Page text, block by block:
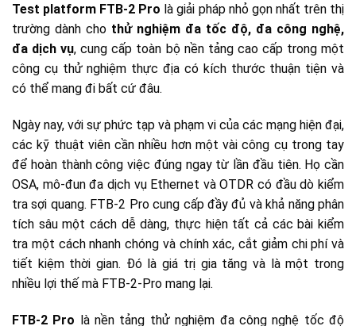
Test platform FTB-2 Pro là giải pháp nhỏ gọn nhất trên thị
trường dành cho thử nghiệm đa tốc độ, đa công nghệ,
đa dịch vụ, cung cấp toàn bộ nền tảng cao cấp trong một
công cụ thử nghiệm thực địa có kích thước thuận tiện và
có thể mang đi bất cứ đâu.
Ngày nay, với sự phức tạp và phạm vi của các mạng hiện đại,
các kỹ thuật viên cần nhiều hơn một vài công cụ trong tay
để hoàn thành công việc đúng ngay từ lần đầu tiên. Họ cần
OSA, mô-đun đa dịch vụ Ethernet và OTDR có đầu dò kiểm
tra sợi quang. FTB-2 Pro cung cấp đầy đủ và khả năng phân
tích sâu một cách dễ dàng, thực hiện tất cả các bài kiểm
tra một cách nhanh chóng và chính xác, cắt giảm chi phí và
tiết kiệm thời gian. Đó là giá trị gia tăng và là một trong
nhiều lợi thế mà FTB-2-Pro mang lại.
FTB-2 Pro là nền tảng thử nghiệm đa công nghệ tốc độ